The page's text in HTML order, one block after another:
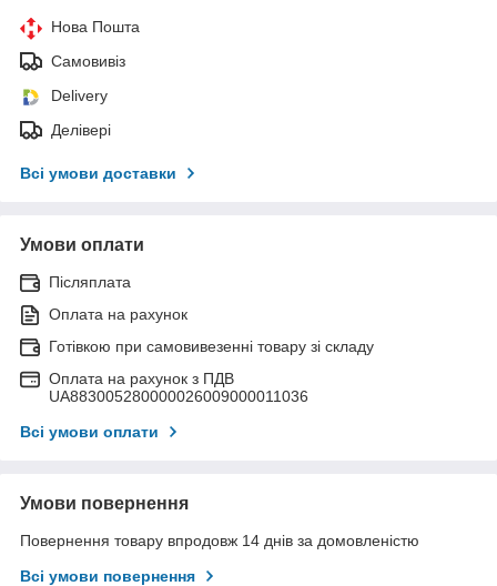
Нова Пошта
Самовивіз
Delivery
Делівері
Всі умови доставки
Умови оплати
Післяплата
Оплата на рахунок
Готівкою при самовивезенні товару зі складу
Оплата на рахунок з ПДВ
UA883005280000026009000011036
Всі умови оплати
Умови повернення
Повернення товару впродовж 14 днів за домовленістю
Всі умови повернення